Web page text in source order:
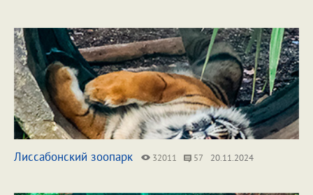
Лиссабонский зоопарк 32011 57 20.11.2024